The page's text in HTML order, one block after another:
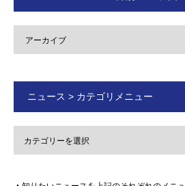
ニュース > カテゴリメニュー